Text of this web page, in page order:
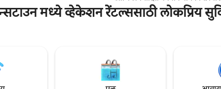
आतील रचना अनोख्या, निवडक
असे वाटत होते. • 5
- टाऊन सेंटर. • 1 मिनिट चालणे
आणि स्थानिक सल्ले शेअर करण्यासाठी
बांधलेले, आलिशान, विचारपूर्वक आणि
वास्तुशिल्पीयदृष्ट्या डिझाइन केलेले,
ओव्हन, 4 बर्नर इंडक्शन कुक टॉप,
आवश्यक वस्तू आणि बार्बेक्यू. वॉशिंग
टाइल्स लावलेले बाथरूम. एका
मध्ये व्हेकेशन रेंटल्ससाठी लोकप्रिय